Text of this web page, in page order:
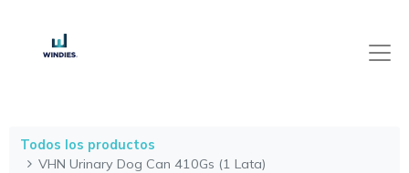
Todos los productos
VHN Urinary Dog Can 410Gs (1 Lata)